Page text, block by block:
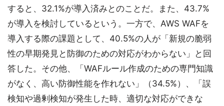
すると、32.1%が導入済みとのことだ。また、43.7%
が導入を検討しているという。一方で、AWS WAFを
導入する際の課題として、40.5%の人が「新規の脆弱
性の早期発見と防御のための対応がわからない」と回
答した。その他、「WAFルール作成のための専門知識
がなく、高い防御性能を作れない」（34.5%）、「誤
検知や過剰検知が発生した時、適切な対応ができな